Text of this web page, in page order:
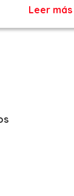
Leer más